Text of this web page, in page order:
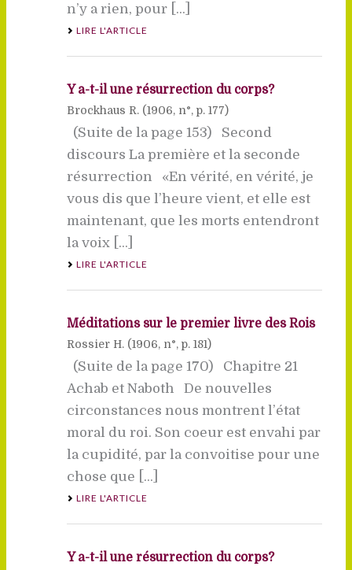
n’y a rien, pour [...]
LIRE L'ARTICLE
Y a-t-il une résurrection du corps?
Brockhaus R. (1906, n°, p. 177)
(Suite de la page 153) Second
discours La première et la seconde
résurrection «En vérité, en vérité, je
vous dis que l’heure vient, et elle est
maintenant, que les morts entendront
la voix [...]
LIRE L'ARTICLE
Méditations sur le premier livre des Rois
Rossier H. (1906, n°, p. 181)
(Suite de la page 170) Chapitre 21
Achab et Naboth De nouvelles
circonstances nous montrent l’état
moral du roi. Son coeur est envahi par
la cupidité, par la convoitise pour une
chose que [...]
LIRE L'ARTICLE
Y a-t-il une résurrection du corps?